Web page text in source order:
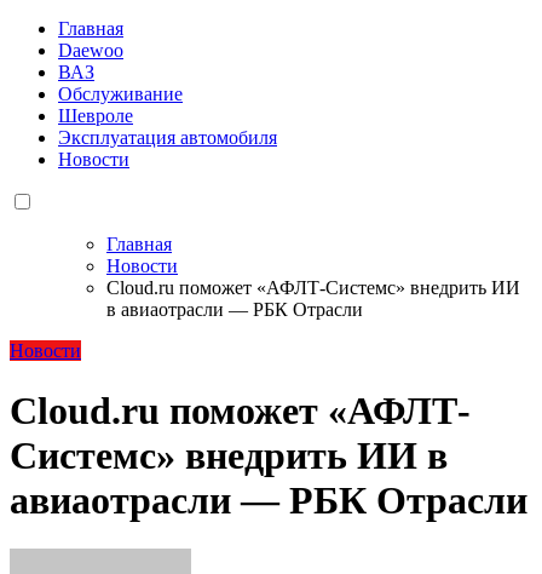
Главная
Daewoo
ВАЗ
Обслуживание
Шевроле
Эксплуатация автомобиля
Новости
Главная
Новости
Cloud.ru поможет «АФЛТ-Системс» внедрить ИИ
в авиаотрасли — РБК Отрасли
Новости
Cloud.ru поможет «АФЛТ-
Системс» внедрить ИИ в
авиаотрасли — РБК Отрасли